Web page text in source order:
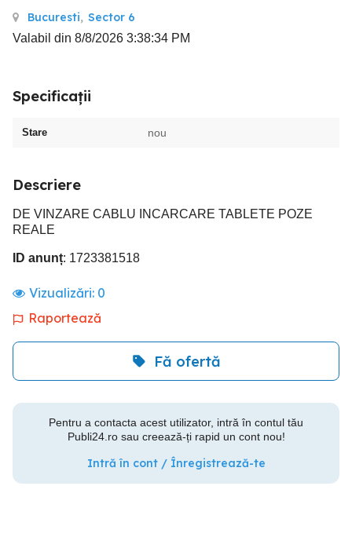
Bucuresti, Sector 6
Valabil din 8/8/2026 3:38:34 PM
Specificații
Stare nou
Descriere
DE VINZARE CABLU INCARCARE TABLETE POZE
REALE
ID anunț: 1723381518
Vizualizări: 0
Raportează
Fă ofertă
Pentru a contacta acest utilizator, intră în contul tău
Publi24.ro sau creează-ți rapid un cont nou!
Intră în cont / Înregistrează-te